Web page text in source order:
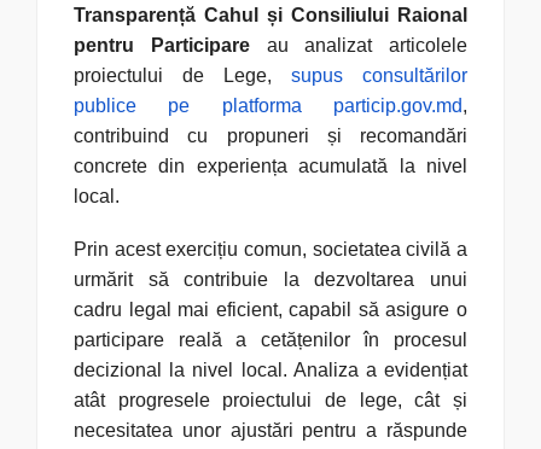
Transparență Cahul și Consiliului Raional
pentru Participareau analizat articolele
proiectului de Lege,supus consultărilor
publice pe platforma particip.gov.md,
contribuind cu propuneri și recomandări
concrete din experiența acumulată la nivel
local.
Prin acest exercițiu comun, societatea civilă a
urmărit să contribuie la dezvoltarea unui
cadru legal mai eficient, capabil să asigure o
participare reală a cetățenilor în procesul
decizional la nivel local. Analiza a evidențiat
atât progresele proiectului de lege, cât și
necesitatea unor ajustări pentru a răspunde